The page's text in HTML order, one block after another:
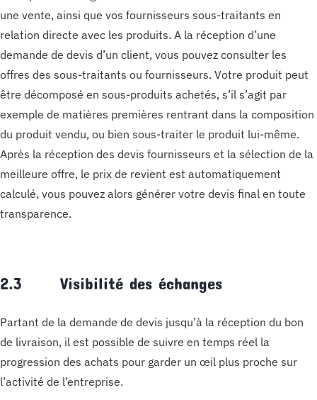
une vente, ainsi que vos fournisseurs sous-traitants en
relation directe avec les produits. A la réception d’une
demande de devis d’un client, vous pouvez consulter les
offres des sous-traitants ou fournisseurs. Votre produit peut
être décomposé en sous-produits achetés, s’il s’agit par
exemple de matières premières rentrant dans la composition
du produit vendu, ou bien sous-traiter le produit lui-même.
Après la réception des devis fournisseurs et la sélection de la
meilleure offre, le prix de revient est automatiquement
calculé, vous pouvez alors générer votre devis final en toute
transparence.
2.3 Visibilité des échanges
Partant de la demande de devis jusqu’à la réception du bon
de livraison, il est possible de suivre en temps réel la
progression des achats pour garder un œil plus proche sur
l’activité de l’entreprise.